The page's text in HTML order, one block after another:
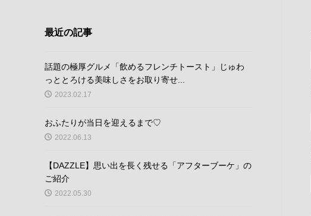
最近の記事
話題の極厚グルメ「飲めるフレンチトースト」じゅわ
っととろける美味しさをお取り寄せ...
2023.02.17
おふたりが当日を迎えるまで♡
2022.06.13
【DAZZLE】思い出を長く残せる「アフターブーケ」の
ご紹介
2022.05.30